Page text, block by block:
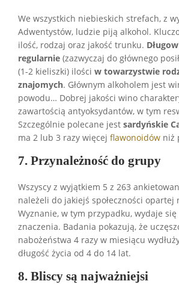
We wszystkich niebieskich strefach, z
Adwentystów, ludzie piją alkohol.
ilość, rodzaj oraz jakość trunku.
regularnie (zazwyczaj do głównego
(1-2 kieliszki) ilości w towarzystwie
znajomych. Głównym alkoholem jest
powodu… Dobrej jakości wino
zawartością antyoksydantów, w tym
Szczególnie polecane jest sardyńskie
ma 2 lub 3 razy więcej flawonoidów niż
7. Przynależność do grupy
Wszyscy z wyjątkiem 5 z 263
należeli do jakiejś społeczności opartej
Wyznanie, w tym przypadku, wydaje
znaczenia. Badania pokazują, że
nabożeństwa 4 razy w miesiącu
długość życia od 4 do 14 lat.
8. Bliscy są najważniejsi